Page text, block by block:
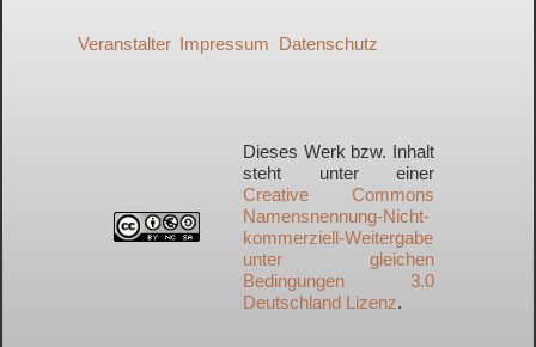
Veranstalter Impressum Datenschutz
Dieses Werk bzw. Inhalt
steht unter einer
Creative Commons
Namensnennung-Nicht-
kommerziell-Weitergabe
unter gleichen
Bedingungen 3.0
Deutschland Lizenz.